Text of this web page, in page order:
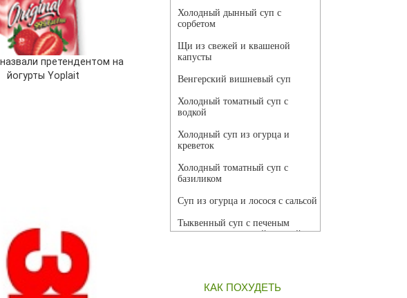
претендентом на
йогурты Yoplait
Холодный дынный суп с
сорбетом
Щи из свежей и квашеной
капусты
Венгерский вишневый суп
Холодный томатный суп с
водкой
Холодный суп из огурца и
креветок
Холодный томатный суп с
базиликом
Суп из огурца и лосося с сальсой
Тыквенный суп с печеным
чесноком и томатной сальсой
красного перца
КАК ПОХУДЕТЬ